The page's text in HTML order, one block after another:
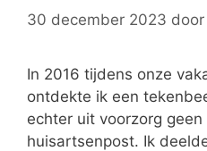
30 december 2023 door
In 2016 tijdens onze
ontdekte ik een
echter uit voorzorg
huisartsenpost. Ik